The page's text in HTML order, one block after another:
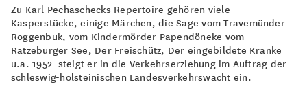
Zu Karl Pechaschecks Repertoire gehören viele
Kasperstücke, einige Märchen, die Sage vom Travemünder
Roggenbuk, vom Kindermörder Papendöneke vom
Ratzeburger See, Der Freischütz, Der eingebildete Kranke
u.a. 1952 steigt er in die Verkehrserziehung im Auftrag der
schleswig-holsteinischen Landesverkehrswacht ein.